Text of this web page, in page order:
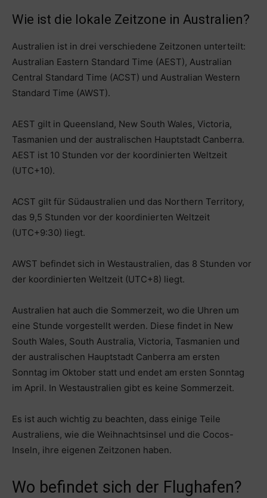
Wie ist die lokale Zeitzone in Australien?
Australien ist in drei verschiedene Zeitzonen unterteilt:
Australian Eastern Standard Time (AEST), Australian
Central Standard Time (ACST) und Australian Western
Standard Time (AWST).
AEST gilt in Queensland, New South Wales, Victoria,
Tasmanien und der australischen Hauptstadt Canberra.
AEST ist 10 Stunden vor der koordinierten Weltzeit
(UTC+10).
ACST gilt für Südaustralien und das Northern Territory,
das 9,5 Stunden vor der koordinierten Weltzeit
(UTC+9:30) liegt.
AWST befindet sich in Westaustralien, das 8 Stunden vor
der koordinierten Weltzeit (UTC+8) liegt.
Australien hat auch die Sommerzeit, wo die Uhren um
eine Stunde vorgestellt werden. Diese findet in New
South Wales, South Australia, Victoria, Tasmanien und
der australischen Hauptstadt Canberra am ersten
Sonntag im Oktober statt und endet am ersten Sonntag
im April. In Westaustralien gibt es keine Sommerzeit.
Es ist auch wichtig zu beachten, dass einige Teile
Australiens, wie die Weihnachtsinsel und die Cocos-
Inseln, ihre eigenen Zeitzonen haben.
Wo befindet sich der Flughafen?